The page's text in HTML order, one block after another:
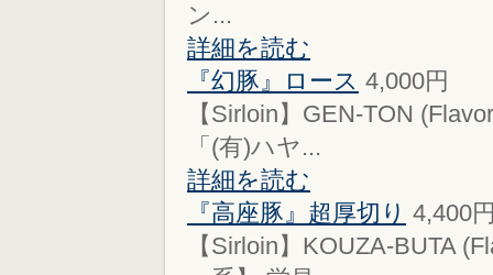
ン...
詳細を読む
『幻豚』ロース 4,000円
【Sirloin】GEN-TON
「(有)ハヤ...
詳細を読む
『高座豚』超厚切り 4,400
【Sirloin】KOUZA-BUTA